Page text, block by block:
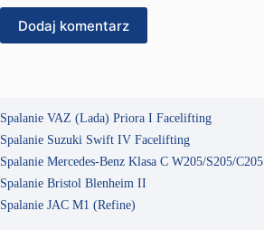
Dodaj komentarz
Spalanie VAZ (Lada) Priora I Facelifting
Spalanie Suzuki Swift IV Facelifting
Spalanie Mercedes-Benz Klasa C W205/S205/C205
Spalanie Bristol Blenheim II
Spalanie JAC M1 (Refine)